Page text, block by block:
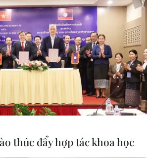
thúc đẩy hợp tác khoa học